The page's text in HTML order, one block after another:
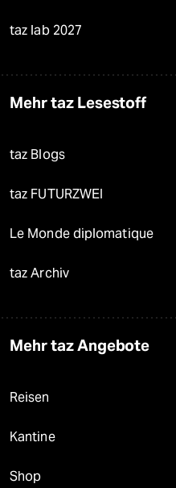
taz lab 2027
Mehr taz Lesestoff
taz Blogs
taz FUTURZWEI
Le Monde diplomatique
taz Archiv
Mehr taz Angebote
Reisen
Kantine
Shop